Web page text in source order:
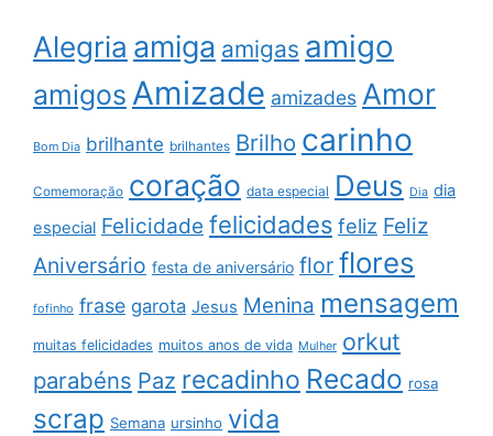
Alegria amiga amigas amigo
amigos Amizade amizades Amor
Bom Dia brilhante brilhantes Brilho carinho
Comemoração coração data especial Deus Dia dia
especial Felicidade felicidades feliz Feliz
Aniversário festa de aniversário flor flores
fofinho frase garota Jesus Menina mensagem
muitas felicidades muitos anos de vida Mulher orkut
parabéns Paz recadinho Recado rosa
scrap Semana ursinho vida